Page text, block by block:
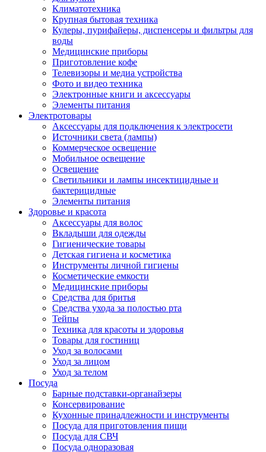
Климатотехника
Крупная бытовая техника
Кулеры, пурифайеры, диспенсеры и фильтры для
воды
Медицинские приборы
Приготовление кофе
Телевизоры и медиа устройства
Фото и видео техника
Электронные книги и аксессуары
Элементы питания
Электротовары
Аксессуары для подключения к электросети
Источники света (лампы)
Коммерческое освещение
Мобильное освещение
Освещение
Светильники и лампы инсектицидные и
бактерицидные
Элементы питания
Здоровье и красота
Аксессуары для волос
Вкладыши для одежды
Гигиенические товары
Детская гигиена и косметика
Инструменты личной гигиены
Косметические емкости
Медицинские приборы
Средства для бритья
Средства ухода за полостью рта
Тейпы
Техника для красоты и здоровья
Товары для гостиниц
Уход за волосами
Уход за лицом
Уход за телом
Посуда
Барные подставки-органайзеры
Консервирование
Кухонные принадлежности и инструменты
Посуда для приготовления пищи
Посуда для СВЧ
Посуда одноразовая